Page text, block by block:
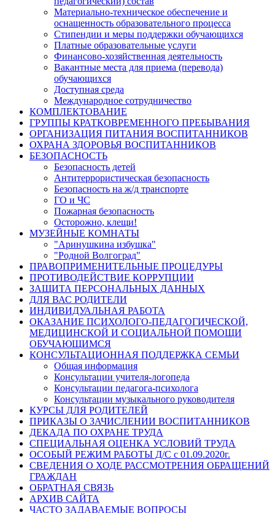
Материально-техническое обеспечение и
оснащенность образовательного процесса
Стипендии и меры поддержки обучающихся
Платные образовательные услуги
Финансово-хозяйственная деятельность
Вакантные места для приема (перевода)
обучающихся
Доступная среда
Международное сотрудничество
КОМПЛЕКТОВАНИЕ
ГРУППЫ КРАТКОВРЕМЕННОГО ПРЕБЫВАНИЯ
ОРГАНИЗАЦИЯ ПИТАНИЯ ВОСПИТАННИКОВ
ОХРАНА ЗДОРОВЬЯ ВОСПИТАННИКОВ
БЕЗОПАСНОСТЬ
Безопасность детей
Антитеррористическая безопасность
Безопасность на ж/д транспорте
ГО и ЧС
Пожарная безопасность
Осторожно, клещи!
МУЗЕЙНЫЕ КОМНАТЫ
"Аринушкина избушка"
"Родной Волгоград"
ПРАВОПРИМЕНИТЕЛЬНЫЕ ПРОЦЕДУРЫ
ПРОТИВОДЕЙСТВИЕ КОРРУПЦИИ
ЗАЩИТА ПЕРСОНАЛЬНЫХ ДАННЫХ
ДЛЯ ВАС РОДИТЕЛИ
ИНДИВИДУАЛЬНАЯ РАБОТА
ОКАЗАНИЕ ПСИХОЛОГО-ПЕДАГОГИЧЕСКОЙ,
МЕДИЦИНСКОЙ И СОЦИАЛЬНОЙ ПОМОЩИ
ОБУЧАЮЩИМСЯ
КОНСУЛЬТАЦИОННАЯ ПОДДЕРЖКА СЕМЬИ
Общая информация
Консультации учителя-логопеда
Консультации педагога-психолога
Консультации музыкального руководителя
КУРСЫ ДЛЯ РОДИТЕЛЕЙ
ПРИКАЗЫ О ЗАЧИСЛЕНИИ ВОСПИТАННИКОВ
ДЕКАДА ПО ОХРАНЕ ТРУДА
СПЕЦИАЛЬНАЯ ОЦЕНКА УСЛОВИЙ ТРУДА
ОСОБЫЙ РЕЖИМ РАБОТЫ Д/С с 01.09.2020г.
СВЕДЕНИЯ О ХОДЕ РАССМОТРЕНИЯ ОБРАЩЕНИЙ
ГРАЖДАН
ОБРАТНАЯ СВЯЗЬ
АРХИВ САЙТА
ЧАСТО ЗАДАВАЕМЫЕ ВОПРОСЫ